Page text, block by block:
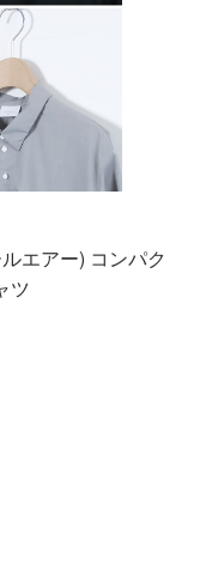
エアー) コンパク
ツ